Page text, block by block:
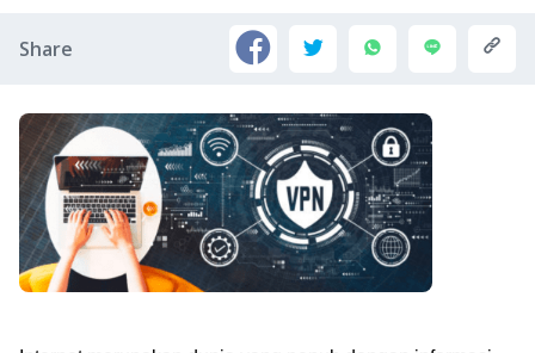
Share